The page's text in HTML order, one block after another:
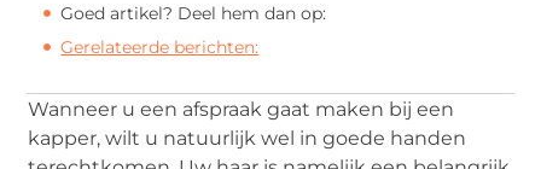
Goed artikel? Deel hem dan op:
Gerelateerde berichten:
Wanneer u een afspraak gaat maken bij een
kapper, wilt u natuurlijk wel in goede handen